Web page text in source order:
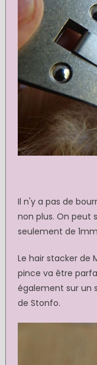
Il n'y a pas de
non plus. On peut
seulement de
Le hair stacker de
pince va être
également sur un
de Stonfo.